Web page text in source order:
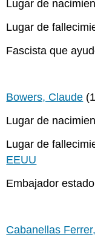
Lugar de
Lugar de
Fascista que
Bowers, Claude
Lugar de
Lugar de
EEUU
Embajador
Cabanellas